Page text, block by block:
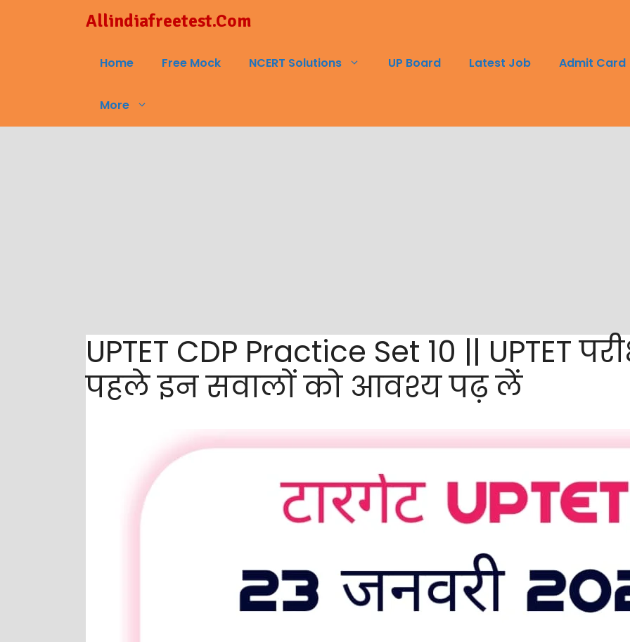
Allindiafreetest.Com
Home Free Mock NCERT Solutions UP Board Latest Job Admit Card
More
UPTET CDP Practice Set 10 || UPTET
पहले इन सवालों को आवश्य पढ़ लें